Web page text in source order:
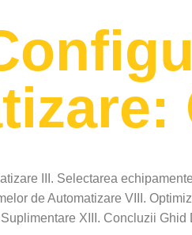
III. Selectarea
de Automatizare VIII.
XIII. Concluzii